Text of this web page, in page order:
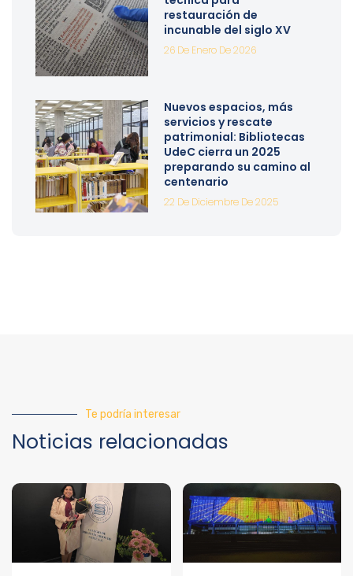
restauración de
incunable del siglo XV
26 De Enero De 2026
Nuevos espacios, más
servicios y rescate
patrimonial: Bibliotecas
UdeC cierra un 2025
preparando su camino al
centenario
22 De Diciembre De 2025
Te podría interesar
Noticias relacionadas